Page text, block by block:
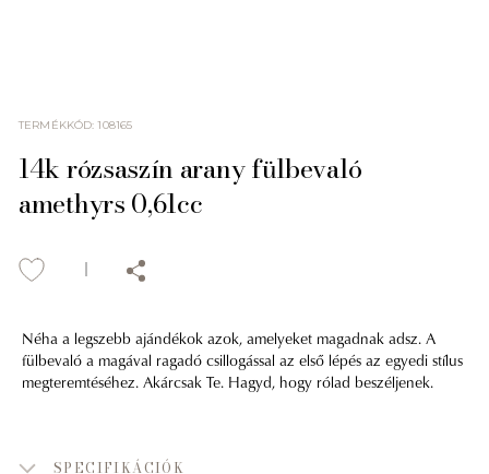
TERMÉKKÓD:108165
14k rózsaszín arany fülbevaló
amethyrs 0,61cc
Néha a legszebb ajándékok azok, amelyeket magadnak adsz. A
fülbevaló a magával ragadó csillogással az első lépés az egyedi stílus
megteremtéséhez. Akárcsak Te. Hagyd, hogy rólad beszéljenek.
SPECIFIKÁCIÓK